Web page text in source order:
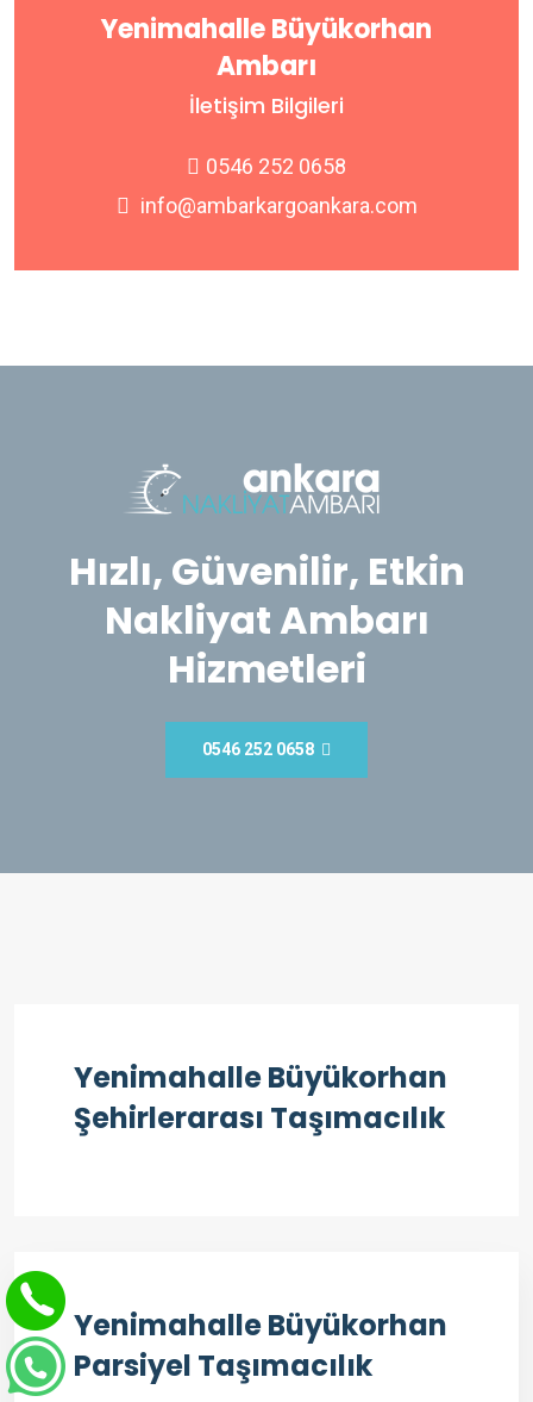
Yenimahalle Büyükorhan
Ambarı
İletişim Bilgileri
0546 252 0658
info@ambarkargoankara.com
Hızlı, Güvenilir, Etkin
Nakliyat Ambarı
Hizmetleri
0546 252 0658
Yenimahalle Büyükorhan
Şehirlerarası Taşımacılık
Yenimahalle Büyükorhan
Parsiyel Taşımacılık